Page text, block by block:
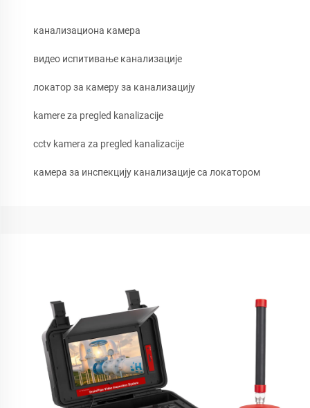
канализациона камера
видео испитивање канализације
локатор за камеру за канализацију
kamere za pregled kanalizacije
cctv kamera za pregled kanalizacije
камера за инспекцију канализације са локатором